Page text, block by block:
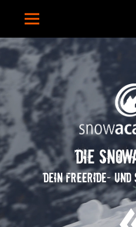
HOME
CAMPS
INDIVIDUELLE CAMPS
TERMINE
FAQ
ÜBER UNS
TUTORIALS
Die
Dein Freeride-